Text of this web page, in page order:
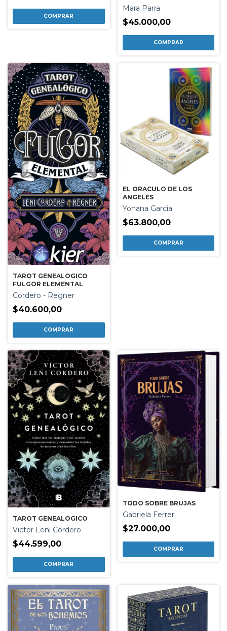
Mara Parra
$45.000,00
TAROT GENEALOGICO
FULGOR ELEMENTAL
Cordero - Regner
$40.600,00
EL ORACULO DE LOS
ANGELES
Yohana Garcia
$63.800,00
TAROT GENEALOGICO
Victor Leni Cordero
$44.599,00
TODO SOBRE BRUJAS
Gabriela Ferrer
$27.000,00